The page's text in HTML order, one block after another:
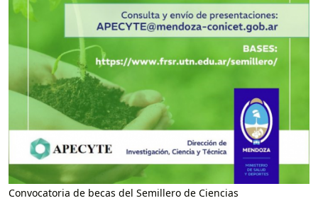
Convocatoria de becas del Semillero de Ciencias